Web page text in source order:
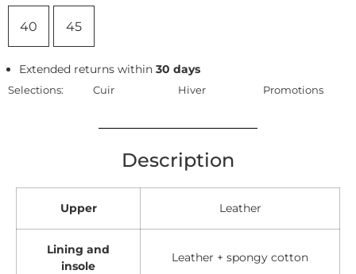
40 45
Extended returns within30 days
Selections: Cuir Hiver Promotions
Description
Upper Leather
Lining and
insole
Leather + spongy cotton